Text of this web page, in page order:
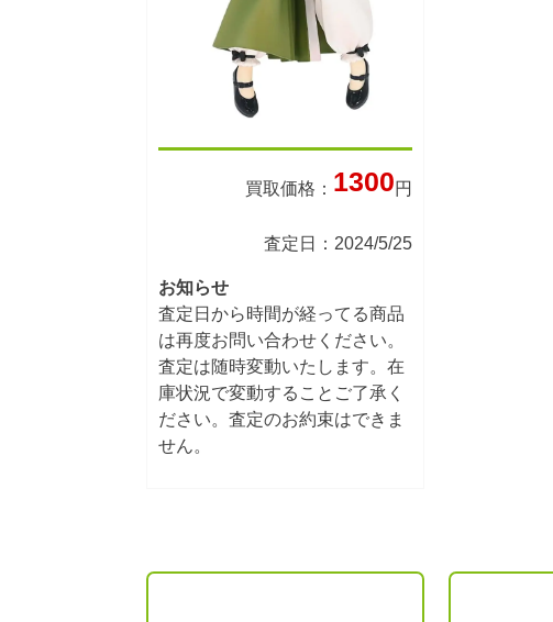
買取価格： 1300円
査定日：2024/5/25
お知らせ
査定日から時間が経ってる商品
は再度お問い合わせください。
査定は随時変動いたします。在
庫状況で変動することご了承く
ださい。査定のお約束はできま
せん。